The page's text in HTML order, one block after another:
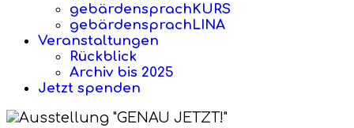
gebärdensprachKURS
gebärdensprachLINA
Veranstaltungen
Rückblick
Archiv bis 2025
Jetzt spenden